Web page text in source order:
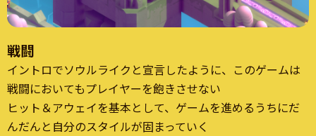
戦闘
イントロでソウルライクと宣言したように、このゲームは
戦闘においてもプレイヤーを飽きさせない
ヒット＆アウェイを基本として、ゲームを進めるうちにだ
んだんと自分のスタイルが固まっていく